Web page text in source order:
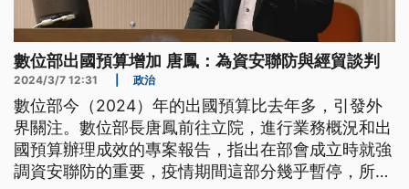
數位部出國預算增加 唐鳳：為資安聯防與經貿談判
2024/3/7 12:31 政治
數位部今（2024）年的出國預算比去年多，引發外
界關注。數位部長唐鳳前往立院，進行業務概況和出
國預算辦理成效的專案報告，指出在部會成立時就強
調資安聯防的重要，疫情期間這部分幾乎暫停，所以